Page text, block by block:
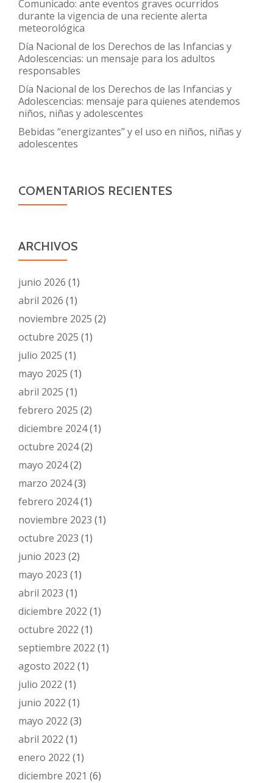
Comunicado: ante eventos graves ocurridos
durante la vigencia de una reciente alerta
meteorológica
Día Nacional de los Derechos de las Infancias y
Adolescencias: un mensaje para los adultos
responsables
Día Nacional de los Derechos de las Infancias y
Adolescencias: mensaje para quienes atendemos
niños, niñas y adolescentes
Bebidas “energizantes” y el uso en niños, niñas y
adolescentes
COMENTARIOS RECIENTES
ARCHIVOS
junio 2026 (1)
abril 2026 (1)
noviembre 2025 (2)
octubre 2025 (1)
julio 2025 (1)
mayo 2025 (1)
abril 2025 (1)
febrero 2025 (2)
diciembre 2024(1)
octubre 2024(2)
mayo 2024(2)
marzo 2024(3)
febrero 2024(1)
noviembre 2023 (1)
octubre 2023 (1)
junio 2023 (2)
mayo 2023 (1)
abril 2023 (1)
diciembre 2022 (1)
octubre 2022 (1)
septiembre 2022 (1)
agosto 2022 (1)
julio 2022 (1)
junio 2022 (1)
mayo 2022 (3)
abril 2022 (1)
enero 2022 (1)
diciembre 2021 (6)